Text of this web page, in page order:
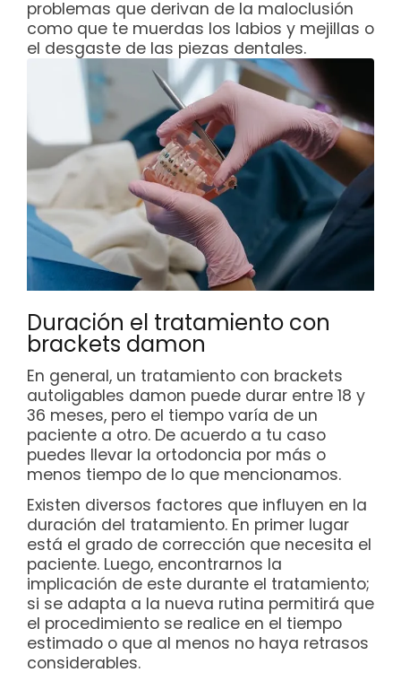
problemas que derivan de la maloclusión
como que te muerdas los labios y mejillas o
el desgaste de las piezas dentales.
Duración el tratamiento con
brackets damon
En general, un tratamiento con brackets
autoligables damon puede durar entre 18 y
36 meses, pero el tiempo varía de un
paciente a otro. De acuerdo a tu caso
puedes llevar la ortodoncia por más o
menos tiempo de lo que mencionamos.
Existen diversos factores que influyen en la
duración del tratamiento. En primer lugar
está el grado de corrección que necesita el
paciente. Luego, encontrarnos la
implicación de este durante el tratamiento;
si se adapta a la nueva rutina permitirá que
el procedimiento se realice en el tiempo
estimado o que al menos no haya retrasos
considerables.